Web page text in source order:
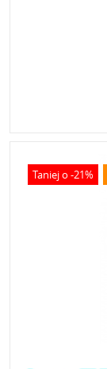
Taniej o -21%